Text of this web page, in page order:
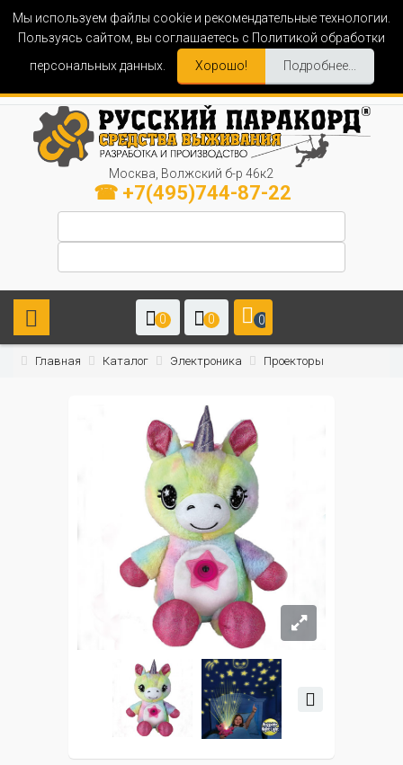
Мы используем файлы cookie и рекомендательные технологии.
Пользуясь сайтом, вы соглашаетесь с Политикой обработки
персональных данных.
Хорошо! Подробнее...
Москва, Волжский б-р 46к2
☎ +7(495)744-87-22
0 0 0
Главная Каталог Электроника Проекторы